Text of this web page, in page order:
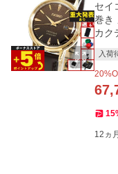
セイ
巻き
カク
入荷
20
15
12ヵ